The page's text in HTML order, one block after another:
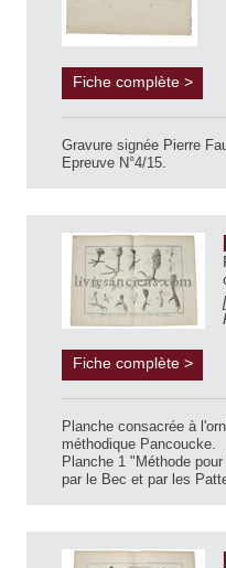
Fiche complète >
Gravure signée Pierre
Epreuve N°4/15.
Fiche complète >
Planche consacrée à
méthodique Pancoucke.
Planche 1 "Méthode
par le Bec et par les